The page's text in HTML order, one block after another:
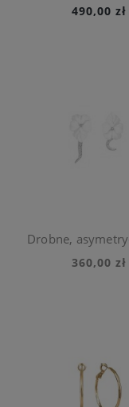
490,00 zł
360,00 zł